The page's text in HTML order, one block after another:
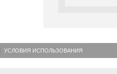
УСЛОВИЯ ИСПОЛЬЗОВАНИЯ